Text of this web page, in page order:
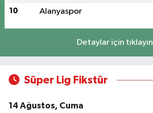
10 Alanyaspor
Detaylar için tıklayın
Süper Lig Fikstür
14 Ağustos, Cuma